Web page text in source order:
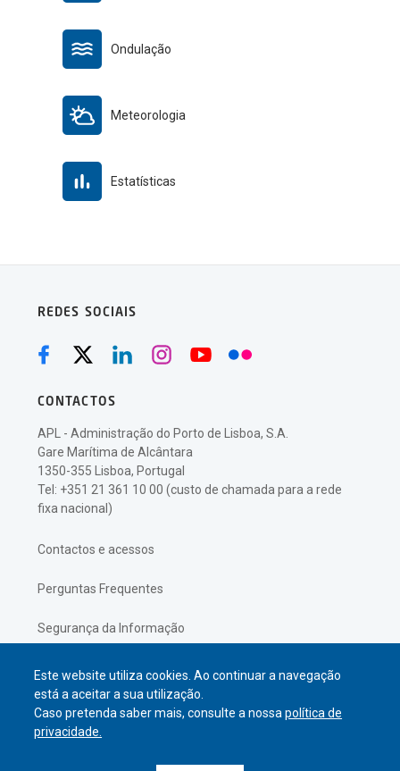
Este website utiliza cookies. Ao continuar a navegação
está a aceitar a sua utilização.
Caso pretenda saber mais, consulte a nossapolítica de
privacidade.
Ondulação
Meteorologia
Estatísticas
REDES SOCIAIS
CONTACTOS
APL - Administração do Porto de Lisboa, S.A.
Gare Marítima de Alcântara
1350-355 Lisboa, Portugal
Tel: +351 21 361 10 00 (custo de chamada para a rede
fixa nacional)
Contactos e acessos
Perguntas Frequentes
Segurança da Informação
Política de Privacidade